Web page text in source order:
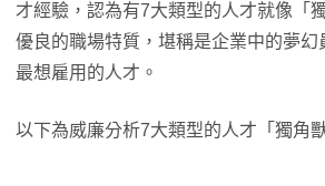
才經驗，認為有7大類型的人才就像「
優良的職場特質，堪稱是企業中的夢幻
最想雇用的人才。
以下為威廉分析7大類型的人才「獨角獸